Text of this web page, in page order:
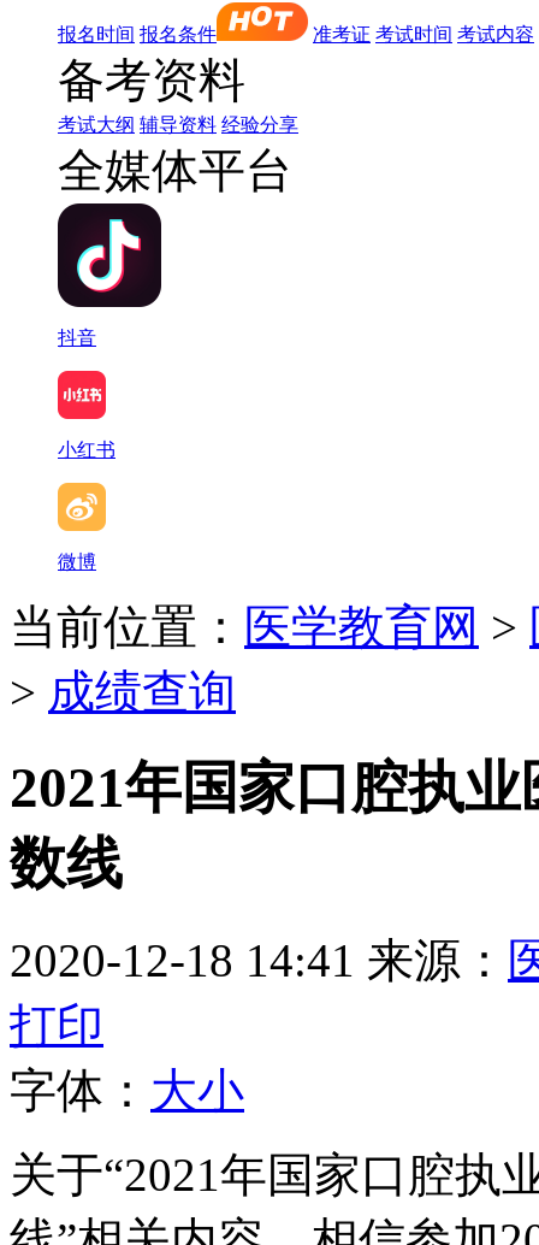
报名时间 报名条件 准考证 考试时间 考试内容
备考资料
考试大纲 辅导资料 经验分享
全媒体平台
抖音
小红书
微博
当前位置： 医学教育网 >
> 成绩查询
2021年国家口腔执
数线
2020-12-18 14:41 来源：
打印
字体： 大小
关于“2021年国家口腔执